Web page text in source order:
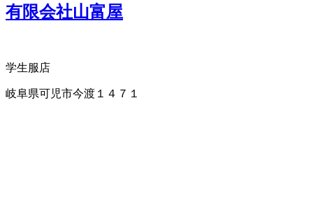
有限会社山富屋
学生服店
岐阜県可児市今渡１４７１